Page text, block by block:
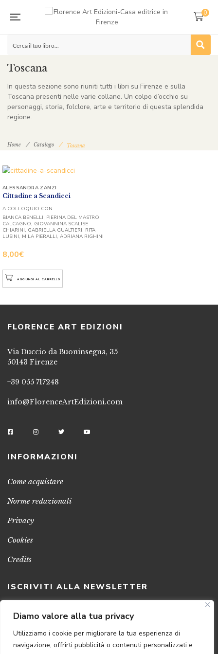
Diamo valore alla tua privacy
Utilizziamo i cookie per migliorare la tua esperienza di
navigazione, offrirti pubblicità o contenuti personalizzati e
0
Toscana
In questa sezione sono riuniti tutti i libri su Firenze e sulla
Toscana presenti nelle varie collane. Un colpo d’occhio su
personaggi, storia, folclore, arte e territorio di questa splendida
regione.
Home Catalogo Toscana
Cittadine a Scandicci
8,00€
ALESSANDRA ZANZI
A COLLOQUIO CON
BIANCA BENELLI, PIERINA DEL MASTRO
CALCAGNO, GIOVANNINA SCALISE
CHIARINI, GABRIELLA GUALTIERI, RITA
LUSINI, MILA PIERALLI, ADRIANA RIGHINI
AGGIUNGI AL CARRELLO
FLORENCE ART EDIZIONI
Via Duccio da Buoninsegna, 35
50143 Firenze
+39 055 717248
info@FlorenceArtEdizioni.com
INFORMAZIONI
Come acquistare
Norme redazionali
Privacy
Cookies
Credits
ISCRIVITI ALLA NEWSLETTER
Clicca sul pulsante per ricevere le nostre ultime novità,
notizie e promozioni